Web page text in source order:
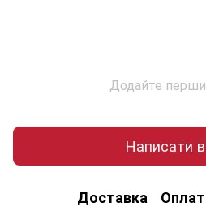
Додайте
Написати
Доставка